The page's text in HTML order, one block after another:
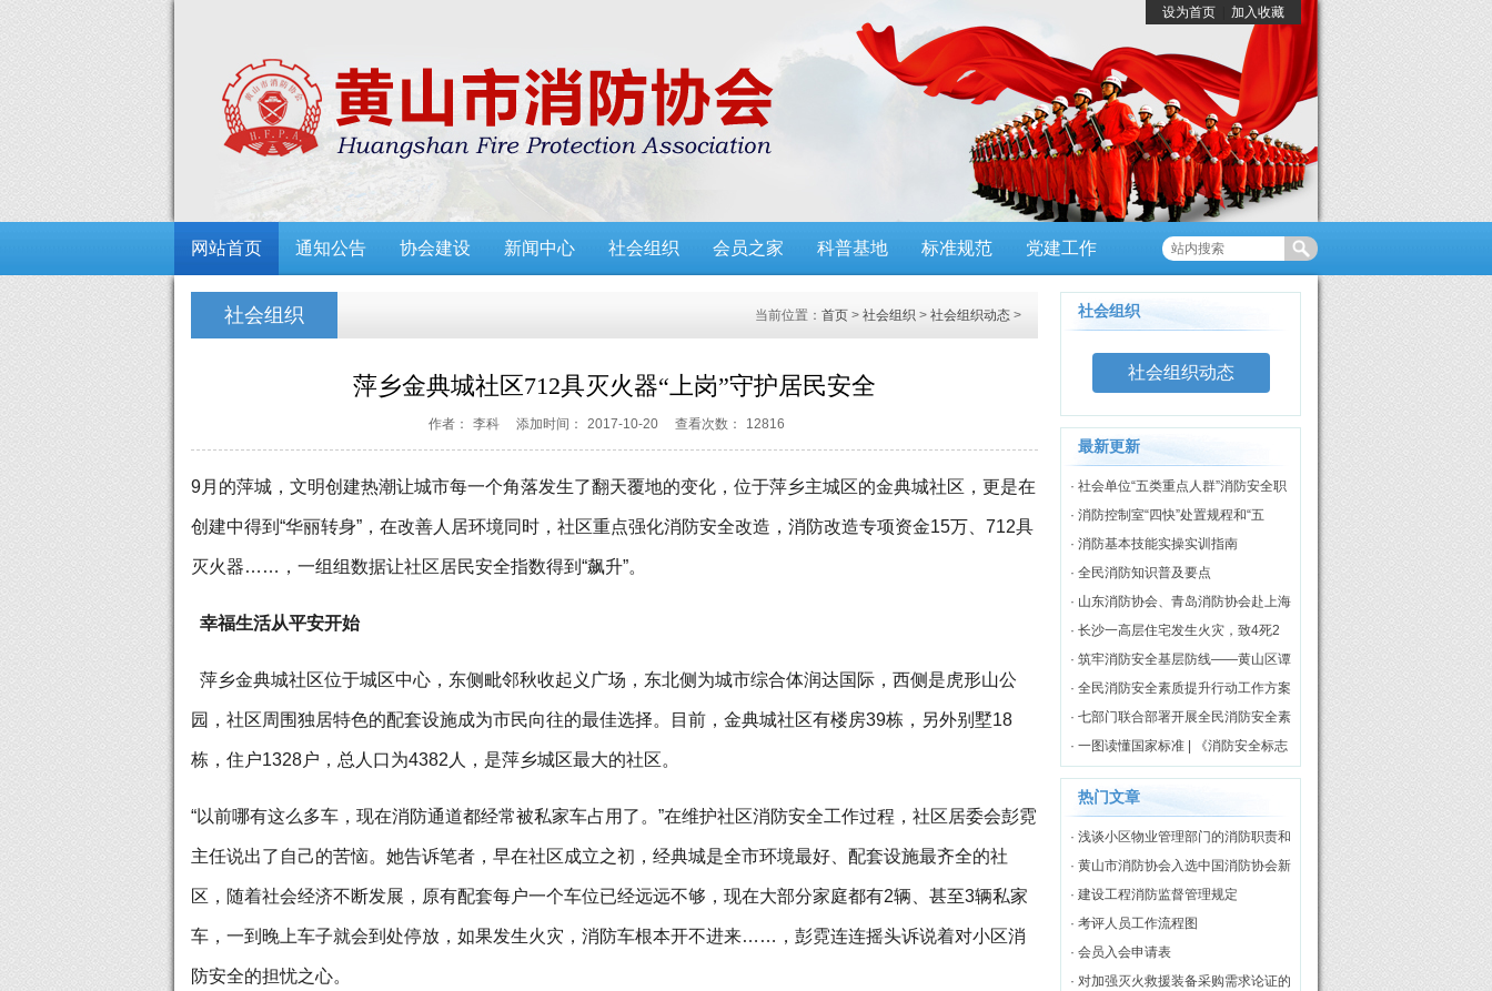
设为首页 加入收藏
网站首页 通知公告 协会建设 新闻中心 社会组织 会员之家 科普基地 标准规范 党建工作
社会组织 当前位置： 首页 > 社会组织 > 社会组织动态 >
萍乡金典城社区712具灭火器“上岗”守护居民安全
作者： 李科 添加时间： 2017-10-20 查看次数： 12816
9月的萍城，文明创建热潮让城市每一个角落发生了翻天覆地的变化，位于萍乡主城区的金典城社区，更是在
创建中得到“华丽转身”，在改善人居环境同时，社区重点强化消防安全改造，消防改造专项资金15万、712具
灭火器……，一组组数据让社区居民安全指数得到“飙升”。
幸福生活从平安开始
萍乡金典城社区位于城区中心，东侧毗邻秋收起义广场，东北侧为城市综合体润达国际，西侧是虎形山公
园，社区周围独居特色的配套设施成为市民向往的最佳选择。目前，金典城社区有楼房39栋，另外别墅18
栋，住户1328户，总人口为4382人，是萍乡城区最大的社区。
“以前哪有这么多车，现在消防通道都经常被私家车占用了。”在维护社区消防安全工作过程，社区居委会彭霓
主任说出了自己的苦恼。她告诉笔者，早在社区成立之初，经典城是全市环境最好、配套设施最齐全的社
区，随着社会经济不断发展，原有配套每户一个车位已经远远不够，现在大部分家庭都有2辆、甚至3辆私家
车，一到晚上车子就会到处停放，如果发生火灾，消防车根本开不进来……，彭霓连连摇头诉说着对小区消
防安全的担忧之心。
社会组织
社会组织动态
最新更新
· 社会单位“五类重点人群”消防安全职
责
· 消防控制室“四快”处置规程和“五
知”评价标准
· 消防基本技能实操实训指南
· 全民消防知识普及要点
· 山东消防协会、青岛消防协会赴上海
市消防协会开展调研交流
· 长沙一高层住宅发生火灾，致4死2
伤
· 筑牢消防安全基层防线——黄山区谭
家桥镇专职消防队正式揭牌启用
· 全民消防安全素质提升行动工作方案
（2026—2030年）
· 七部门联合部署开展全民消防安全素
质提升行动
· 一图读懂国家标准 | 《消防安全标志
第3部分：设置要求》
热门文章
· 浅谈小区物业管理部门的消防职责和
工作模式
· 黄山市消防协会入选中国消防协会新
一届理事单位
· 建设工程消防监督管理规定
· 考评人员工作流程图
· 会员入会申请表
· 对加强灭火救援装备采购需求论证的